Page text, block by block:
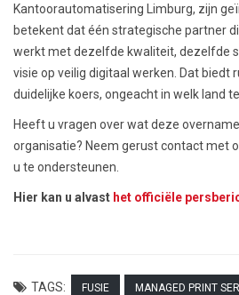
Kantoorautomatisering Limburg, zijn
betekent dat één strategische partner
werkt met dezelfde kwaliteit, dezelfde
visie op veilig digitaal werken. Dat biedt
duidelijke koers, ongeacht in welk land
Heeft u vragen over wat deze
organisatie? Neem gerust contact met
u te ondersteunen.
Hier kan u alvast het officiële
TAGS: FUSIE MANAGED PRINT